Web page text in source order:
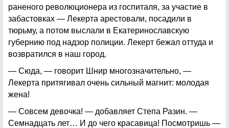
раненого революционера из госпиталя, за участие в
забастовках — Лекерта арестовали, посадили в
тюрьму, а потом выслали в Екатеринославскую
губернию под надзор полиции. Лекерт бежал оттуда и
возвратился в наш город.
— Сюда, — говорит Шнир многозначительно, —
Лекерта притягивал очень сильный магнит: молодая
жена!
— Совсем девочка! — добавляет Степа Разин. —
Семнадцать лет… И до чего красавица! Посмотришь —